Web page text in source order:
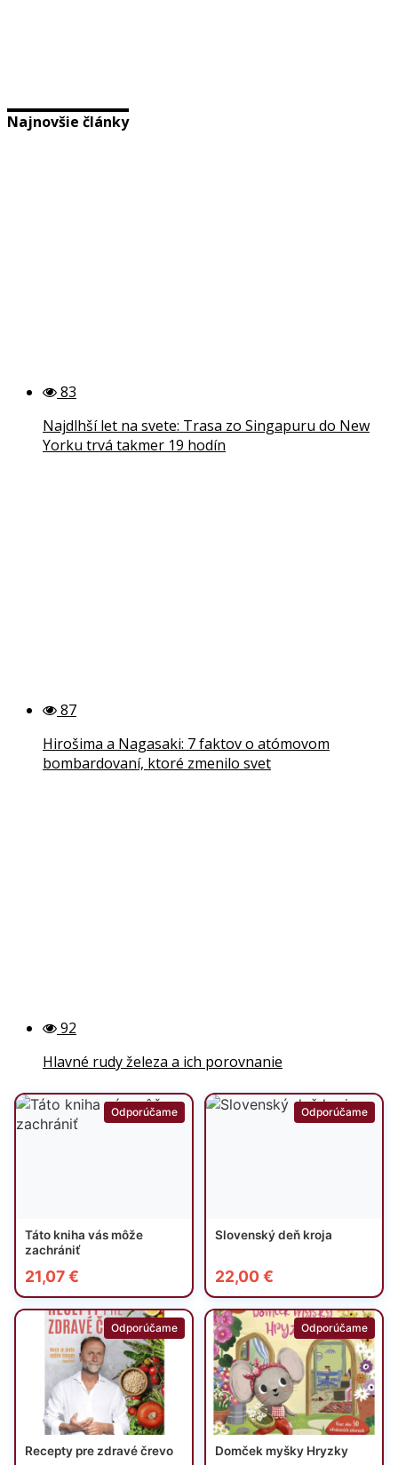
Najnovšie články
83
Najdlhší let na svete: Trasa zo Singapuru do New
Yorku trvá takmer 19 hodín
87
Hirošima a Nagasaki: 7 faktov o atómovom
bombardovaní, ktoré zmenilo svet
92
Hlavné rudy železa a ich porovnanie